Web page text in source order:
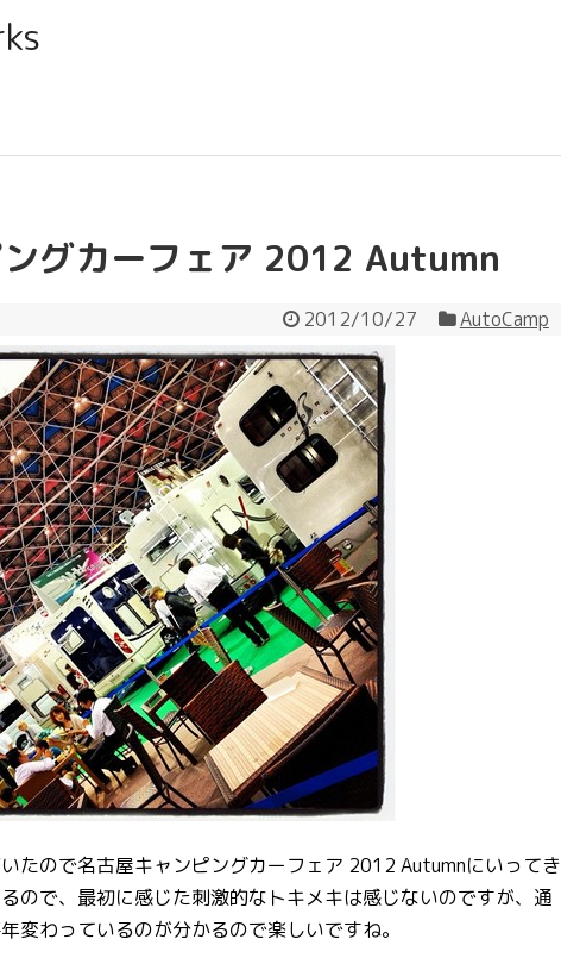
グカーフェア 2012 Autumn
2012/10/27 AutoCamp
たので名古屋キャンピングカーフェア 2012 Autumnにいってき
ので、最初に感じた刺激的なトキメキは感じないのですが、通
変わっているのが分かるので楽しいですね。